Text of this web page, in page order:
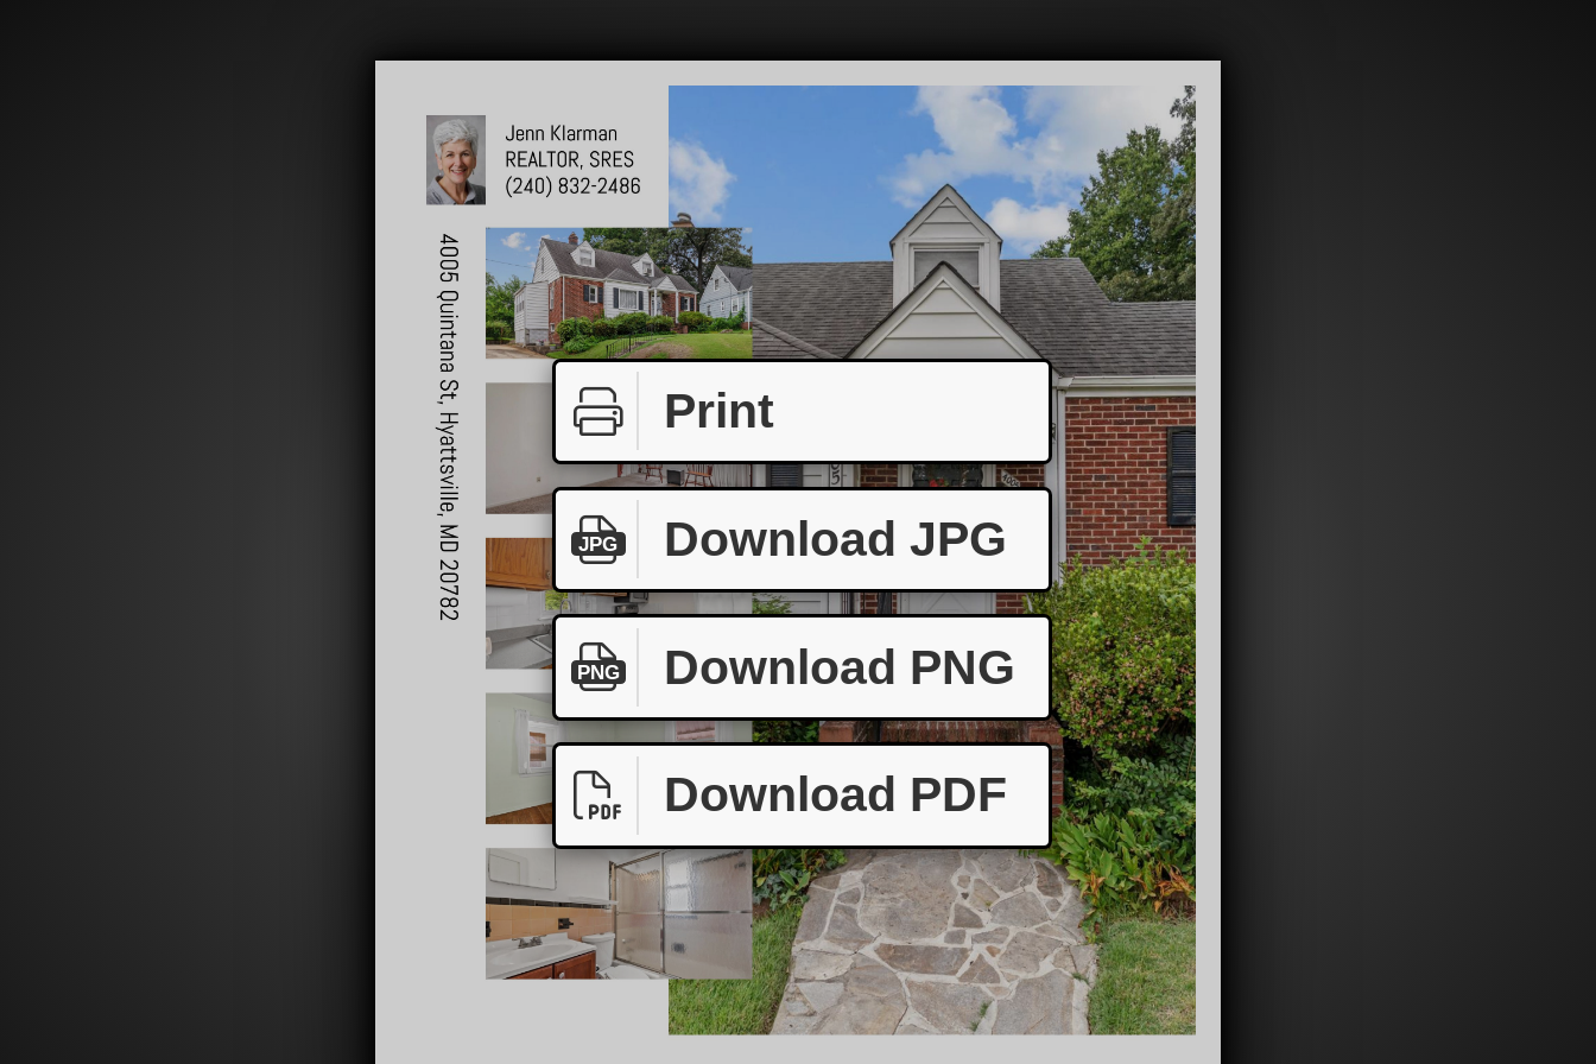
Print
JPG Download JPG
PNG Download PNG
Download PDF